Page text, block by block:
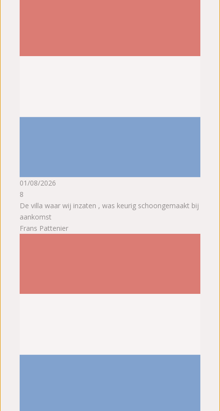
01/08/2026
8
De villa waar wij inzaten , was keurig schoongemaakt bij
aankomst
Frans Pattenier